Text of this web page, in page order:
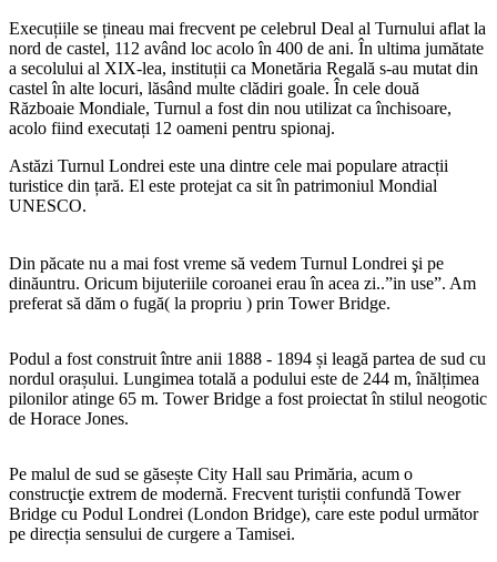
Execuțiile se țineau mai frecvent pe celebrul Deal al Turnului aflat la
nord de castel, 112 având loc acolo în 400 de ani. În ultima jumătate
a secolului al XIX-lea, instituții ca Monetăria Regală s-au mutat din
castel în alte locuri, lăsând multe clădiri goale. În cele două
Războaie Mondiale, Turnul a fost din nou utilizat ca închisoare,
acolo fiind executați 12 oameni pentru spionaj.
Astăzi Turnul Londrei este una dintre cele mai populare atracții
turistice din țară. El este protejat ca sit în patrimoniul Mondial
UNESCO.
Din păcate nu a mai fost vreme să vedem Turnul Londrei şi pe
dinăuntru. Oricum bijuteriile coroanei erau în acea zi..”in use”. Am
preferat să dăm o fugă( la propriu ) prin Tower Bridge.
Podul a fost construit între anii 1888 - 1894 și leagă partea de sud cu
nordul orașului. Lungimea totală a podului este de 244 m, înălțimea
pilonilor atinge 65 m. Tower Bridge a fost proiectat în stilul neogotic
de Horace Jones.
Pe malul de sud se găsește City Hall sau Primăria, acum o
construcţie extrem de modernă. Frecvent turiștii confundă Tower
Bridge cu Podul Londrei (London Bridge), care este podul următor
pe direcția sensului de curgere a Tamisei.